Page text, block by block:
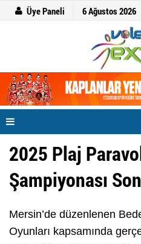
Üye Paneli 6 Ağustos 2026
2025 Plaj
Şampiyonası
Mersin’de düzenlenen
Oyunları kapsamında